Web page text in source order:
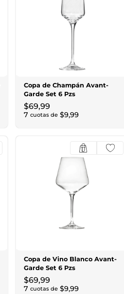
Copa de Champán Avant-
Garde Set 6 Pzs
$69,99
7 cuotas de $9,99
Copa de Vino Blanco Avant-
Garde Set 6 Pzs
$69,99
7 cuotas de $9,99